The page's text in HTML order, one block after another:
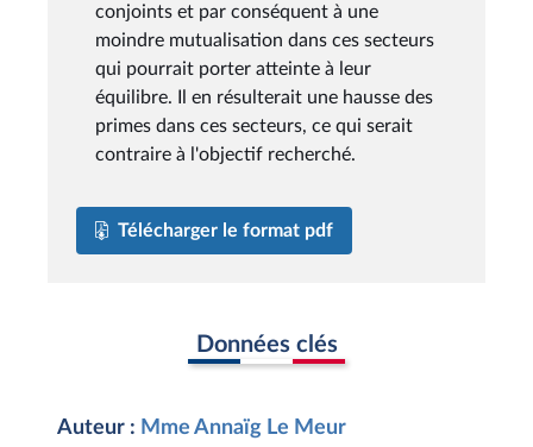
conjoints et par conséquent à une
moindre mutualisation dans ces secteurs
qui pourrait porter atteinte à leur
équilibre. Il en résulterait une hausse des
primes dans ces secteurs, ce qui serait
contraire à l'objectif recherché.
Télécharger le format pdf
Données clés
Auteur : Mme Annaïg Le Meur